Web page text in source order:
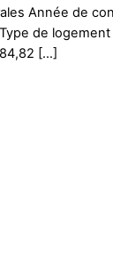
Année de
de
[…]